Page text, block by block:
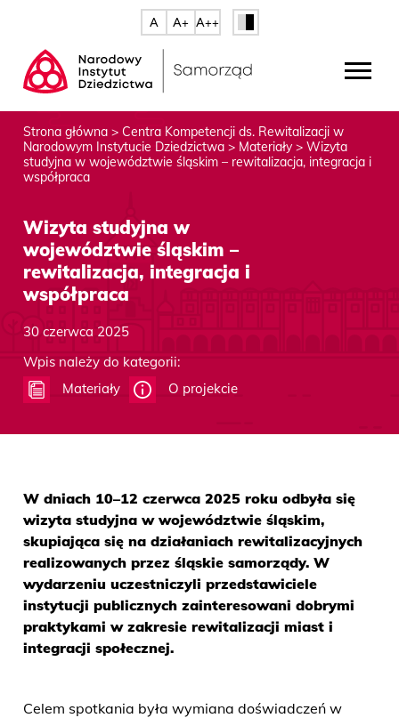
A A+ A++
Strona główna >Centra Kompetencji ds. Rewitalizacji w
Narodowym Instytucie Dziedzictwa > Materiały >Wizyta
studyjna w województwie śląskim – rewitalizacja, integracja i
współpraca
Wizyta studyjna w
województwie śląskim –
rewitalizacja, integracja i
współpraca
30 czerwca 2025
Wpis należy do kategorii:
Materiały
O projekcie
W dniach 10–12 czerwca 2025 roku odbyła się
wizyta studyjna w województwie śląskim,
skupiająca się na działaniach rewitalizacyjnych
realizowanych przez śląskie samorządy. W
wydarzeniu uczestniczyli przedstawiciele
instytucji publicznych zainteresowani dobrymi
praktykami w zakresie rewitalizacji miast i
integracji społecznej.
Celem spotkania była wymiana doświadczeń w